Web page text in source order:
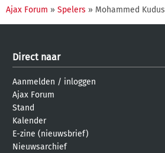
Ajax Forum » Spelers » Mohammed Kudus
Direct naar
Aanmelden / inloggen
Ajax Forum
Stand
Kalender
E-zine (nieuwsbrief)
Nieuwsarchief